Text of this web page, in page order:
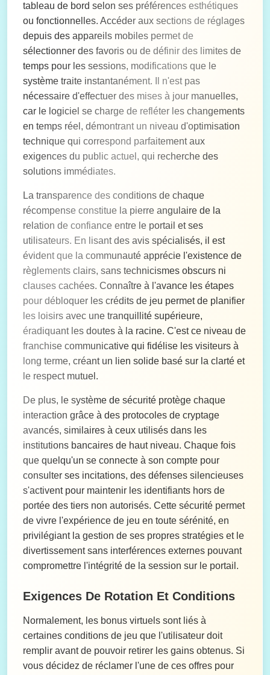
tableau de bord selon ses préférences esthétiques
ou fonctionnelles. Accéder aux sections de réglages
depuis des appareils mobiles permet de
sélectionner des favoris ou de définir des limites de
temps pour les sessions, modifications que le
système traite instantanément. Il n'est pas
nécessaire d'effectuer des mises à jour manuelles,
car le logiciel se charge de refléter les changements
en temps réel, démontrant un niveau d'optimisation
technique qui correspond parfaitement aux
exigences du public actuel, qui recherche des
solutions immédiates.
La transparence des conditions de chaque
récompense constitue la pierre angulaire de la
relation de confiance entre le portail et ses
utilisateurs. En lisant des avis spécialisés, il est
évident que la communauté apprécie l'existence de
règlements clairs, sans technicismes obscurs ni
clauses cachées. Connaître à l'avance les étapes
pour débloquer les crédits de jeu permet de planifier
les loisirs avec une tranquillité supérieure,
éradiquant les doutes à la racine. C'est ce niveau de
franchise communicative qui fidélise les visiteurs à
long terme, créant un lien solide basé sur la clarté et
le respect mutuel.
De plus, le système de sécurité protège chaque
interaction grâce à des protocoles de cryptage
avancés, similaires à ceux utilisés dans les
institutions bancaires de haut niveau. Chaque fois
que quelqu'un se connecte à son compte pour
consulter ses incitations, des défenses silencieuses
s'activent pour maintenir les identifiants hors de
portée des tiers non autorisés. Cette sécurité permet
de vivre l'expérience de jeu en toute sérénité, en
privilégiant la gestion de ses propres stratégies et le
divertissement sans interférences externes pouvant
compromettre l'intégrité de la session sur le portail.
Exigences De Rotation Et Conditions
Normalement, les bonus virtuels sont liés à
certaines conditions de jeu que l'utilisateur doit
remplir avant de pouvoir retirer les gains obtenus. Si
vous décidez de réclamer l'une de ces offres pour